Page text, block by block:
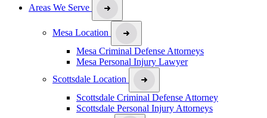
Areas We Serve
Mesa Location
Mesa Criminal Defense Attorneys
Mesa Personal Injury Lawyer
Scottsdale Location
Scottsdale Criminal Defense Attorney
Scottsdale Personal Injury Attorneys